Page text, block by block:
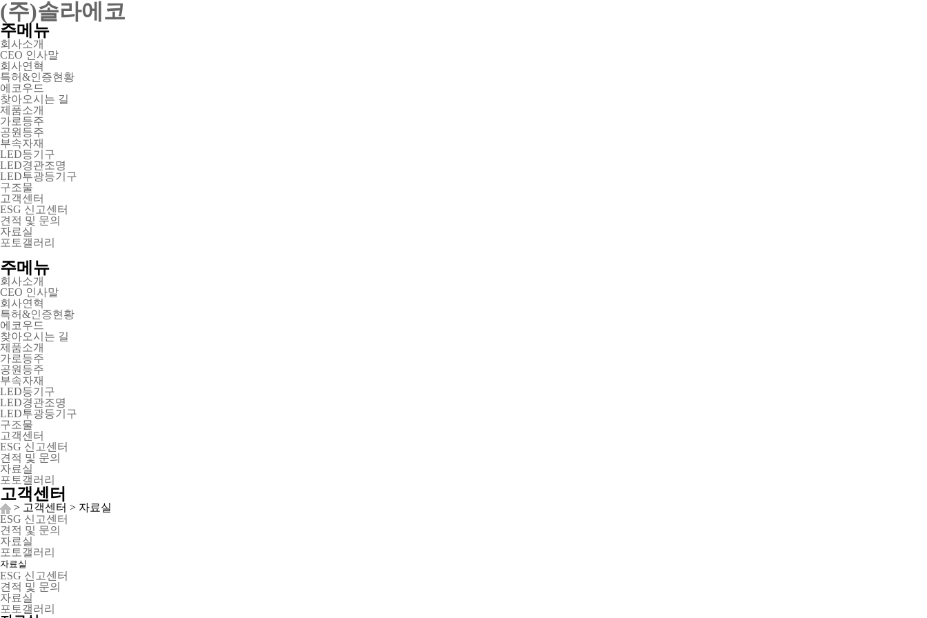
(주)솔라에코
주메뉴
회사소개
CEO 인사말
회사연혁
특허&인증현황
에코우드
찾아오시는 길
제품소개
가로등주
공원등주
부속자재
LED등기구
LED경관조명
LED투광등기구
구조물
고객센터
ESG 신고센터
견적 및 문의
자료실
포토갤러리
주메뉴
회사소개
CEO 인사말
회사연혁
특허&인증현황
에코우드
찾아오시는 길
제품소개
가로등주
공원등주
부속자재
LED등기구
LED경관조명
LED투광등기구
구조물
고객센터
ESG 신고센터
견적 및 문의
자료실
포토갤러리
고객센터
> 고객센터 > 자료실
ESG 신고센터
견적 및 문의
자료실
포토갤러리
자료실
ESG 신고센터
견적 및 문의
자료실
포토갤러리